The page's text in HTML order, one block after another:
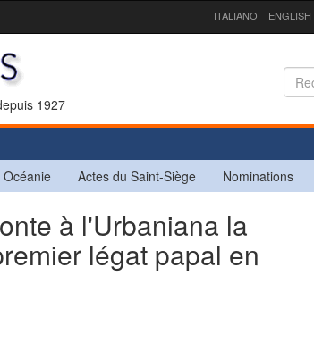
ITALIANO ENGLISH
1927
Océanie Actes du Saint-Siège Nominations
à l'Urbaniana la
légat papal en